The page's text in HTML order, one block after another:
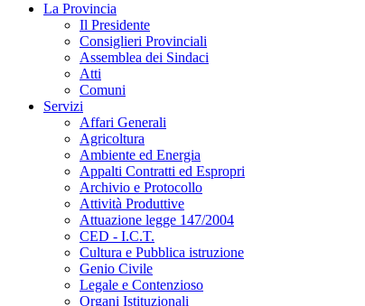
La Provincia
Il Presidente
Consiglieri Provinciali
Assemblea dei Sindaci
Atti
Comuni
Servizi
Affari Generali
Agricoltura
Ambiente ed Energia
Appalti Contratti ed Espropri
Archivio e Protocollo
Attività Produttive
Attuazione legge 147/2004
CED - I.C.T.
Cultura e Pubblica istruzione
Genio Civile
Legale e Contenzioso
Organi Istituzionali